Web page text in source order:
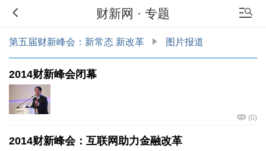
财新网 · 专题
第五届财新峰会：新常态 新改革 图片报道
2014财新峰会闭幕
(0)
2014财新峰会：互联网助力金融改革